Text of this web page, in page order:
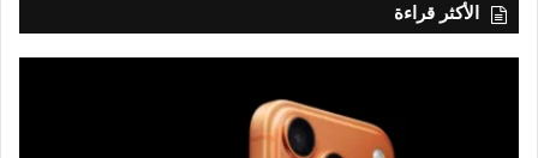
الأكثر قراءة